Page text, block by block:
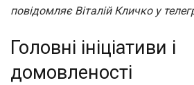
повідомляє Віталій Кличко у
Головні ініціативи і
домовленості